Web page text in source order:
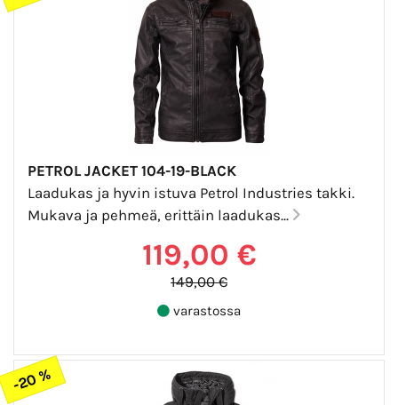
PETROL JACKET 104-19-BLACK
Laadukas ja hyvin istuva Petrol Industries takki.
Mukava ja pehmeä, erittäin laadukas...
119,00 €
149,00 €
varastossa
-20 %